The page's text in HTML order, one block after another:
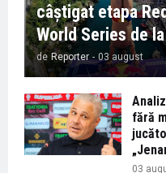
câștigat etapa
World Series de
de Reporter - 03 august
fără
03